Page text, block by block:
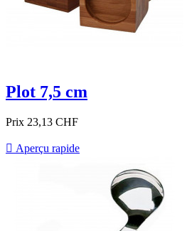
Plot 7,5 cm
Prix 23,13 CHF
 Aperçu rapide